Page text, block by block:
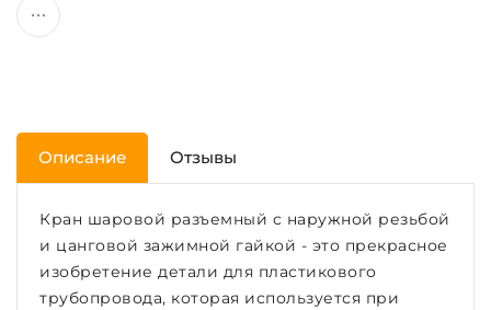
Описание Отзывы
Кран шаровой разъемный с наружной резьбой
и цанговой зажимной гайкой - это прекрасное
изобретение детали для пластикового
трубопровода, которая используется при